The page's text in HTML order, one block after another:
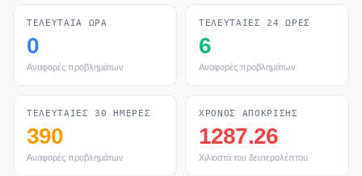
ΤΕΛΕΥΤΑΊΑ ΏΡΑ
0
Αναφορές προβλημάτων
ΤΕΛΕΥΤΑΊΕΣ 24 ΏΡΕΣ
6
Αναφορές προβλημάτων
ΤΕΛΕΥΤΑΊΕΣ 30 ΗΜΈΡΕΣ
390
Αναφορές προβλημάτων
ΧΡΌΝΟΣ ΑΠΌΚΡΙΣΗΣ
1287.26
Χιλιοστά του δευτερολέπτου